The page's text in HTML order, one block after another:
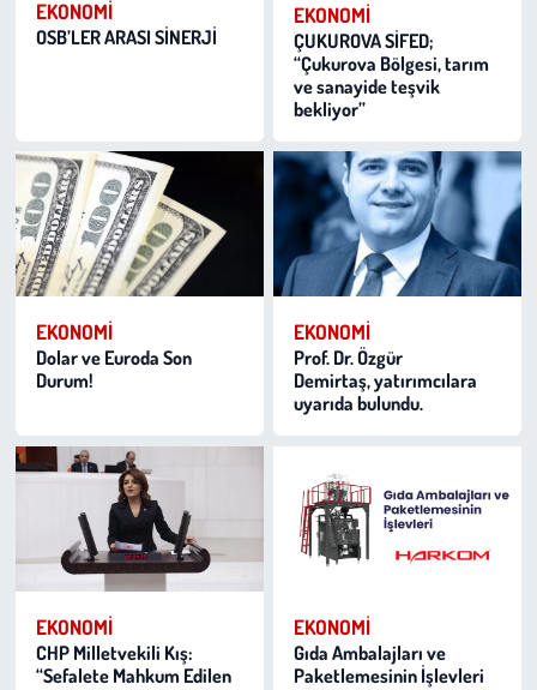
EKONOMI
OSB’LER ARASI SİNERJİ
EKONOMI
ÇUKUROVA SİFED;
“Çukurova Bölgesi, tarım
ve sanayide teşvik
bekliyor”
EKONOMI
Dolar ve Euroda Son
Durum!
EKONOMI
Prof. Dr. Özgür
Demirtaş, yatırımcılara
uyarıda bulundu.
EKONOMI
CHP Milletvekili Kış:
“Sefalete Mahkum Edilen
EKONOMI
Gıda Ambalajları ve
Paketlemesinin İşlevleri